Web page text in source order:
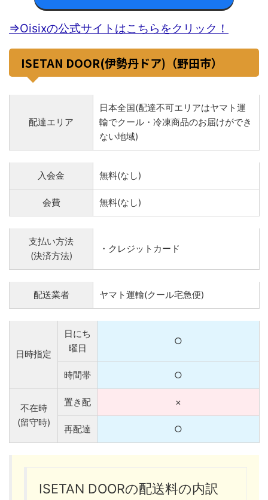
⇒Oisixの公式サイトはこちらをクリック！
ISETAN DOOR(伊勢丹ドア)（野田市）
配達エリア
日本全国(配達不可エリアはヤマト運
輸でクール・冷凍商品のお届けができ
ない地域)
入会金 無料(なし)
会費 無料(なし)
支払い方法
(決済方法)
・クレジットカード
配送業者 ヤマト運輸(クール宅急便)
日時指定
日にち
曜日
○
時間帯 ○
不在時
(留守時)
置き配 ×
再配達 ○
ISETAN DOORの配送料の内訳